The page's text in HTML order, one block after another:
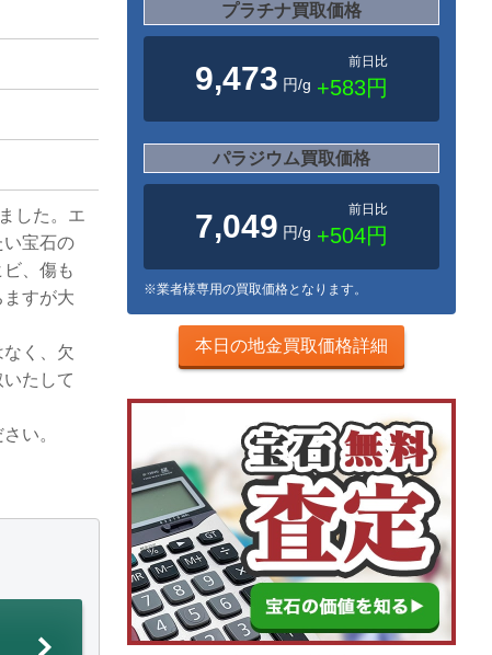
した。エ
い宝石の
、傷も
すが大
く、欠
たして
い。
プラチナ買取価格
9,473 円/g
前日比
+583円
パラジウム買取価格
7,049 円/g
前日比
+504円
※業者様専用の買取価格となります。
本日の地金買取価格詳細